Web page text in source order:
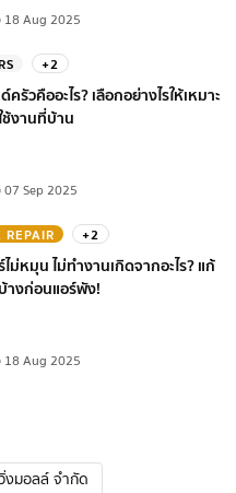
18 Aug 2025
+2
ครัวคืออะไร? เลือกอย่างไรให้เหมาะ
งานที่บ้าน
07 Sep 2025
REPAIR +2
ม่หมุน ไม่ทํางานเกิดจากอะไร? แก้
างก่อนแอร์พัง!
18 Aug 2025
งมอลล์ จำกัด